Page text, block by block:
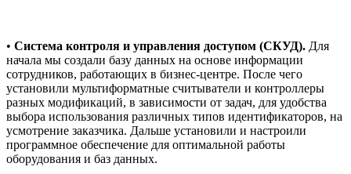
• Система контроля и управления доступом (СКУД). Для
начала мы создали базу данных на основе информации
сотрудников, работающих в бизнес-центре. После чего
установили мультиформатные считыватели и контроллеры
разных модификаций, в зависимости от задач, для удобства
выбора использования различных типов идентификаторов, на
усмотрение заказчика. Дальше установили и настроили
программное обеспечение для оптимальной работы
оборудования и баз данных.